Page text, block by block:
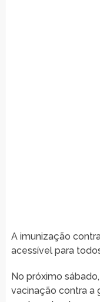
A imunização
acessível para
No próximo
vacinação contra a